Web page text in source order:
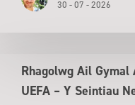
30 - 07 - 2026
Rhagolwg Ail Gymal
UEFA – Y Seintiau